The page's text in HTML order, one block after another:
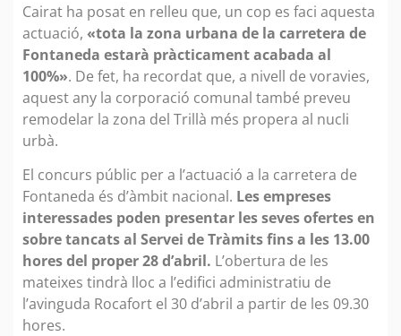
Cairat ha posat en relleu que, un cop es faci aquesta
actuació, «tota la zona urbana de la carretera de
Fontaneda estarà pràcticament acabada al
100%». De fet, ha recordat que, a nivell de voravies,
aquest any la corporació comunal també preveu
remodelar la zona del Trillà més propera al nucli
urbà.
El concurs públic per a l’actuació a la carretera de
Fontaneda és d’àmbit nacional. Les empreses
interessades poden presentar les seves ofertes en
sobre tancats al Servei de Tràmits fins a les 13.00
hores del proper 28 d’abril. L’obertura de les
mateixes tindrà lloc a l’edifici administratiu de
l’avinguda Rocafort el 30 d’abril a partir de les 09.30
hores.